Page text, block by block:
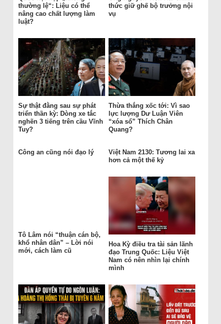
thường lệ“: Liệu có thể
nâng cao chất lượng làm
luật?
thức giữ ghế bộ trưởng nội
vụ
Sự thật đằng sau sự phát
triển thần kỳ: Dòng xe tắc
nghẽn 3 tiếng trên cầu Vĩnh
Tuy?
Thừa thắng xốc tới: Vì sao
lực lượng Dư Luận Viên
“xóa sổ” Thích Chân
Quang?
Công an cũng nói đạo lý
Việt Nam 2130: Tương lai xa
hơn cả một thế kỷ
Tô Lâm nói “thuận cán bộ,
khổ nhân dân” – Lời nói
mới, cách làm cũ
Hoa Kỳ điều tra tài sản lãnh
đạo Trung Quốc: Liệu Việt
Nam có nên nhìn lại chính
mình